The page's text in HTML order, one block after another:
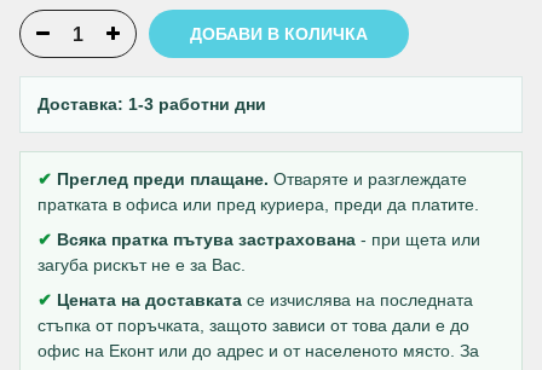
ДОБАВИ В КОЛИЧКА
Доставка: 1-3 работни дни
✔ Преглед преди плащане. Отваряте и разглеждате
пратката в офиса или пред куриера, преди да платите.
✔ Всяка пратка пътува застрахована - при щета или
загуба рискът не е за Вас.
✔ Цената на доставката се изчислява на последната
стъпка от поръчката, защото зависи от това дали е до
офис на Еконт или до адрес и от населеното място. За